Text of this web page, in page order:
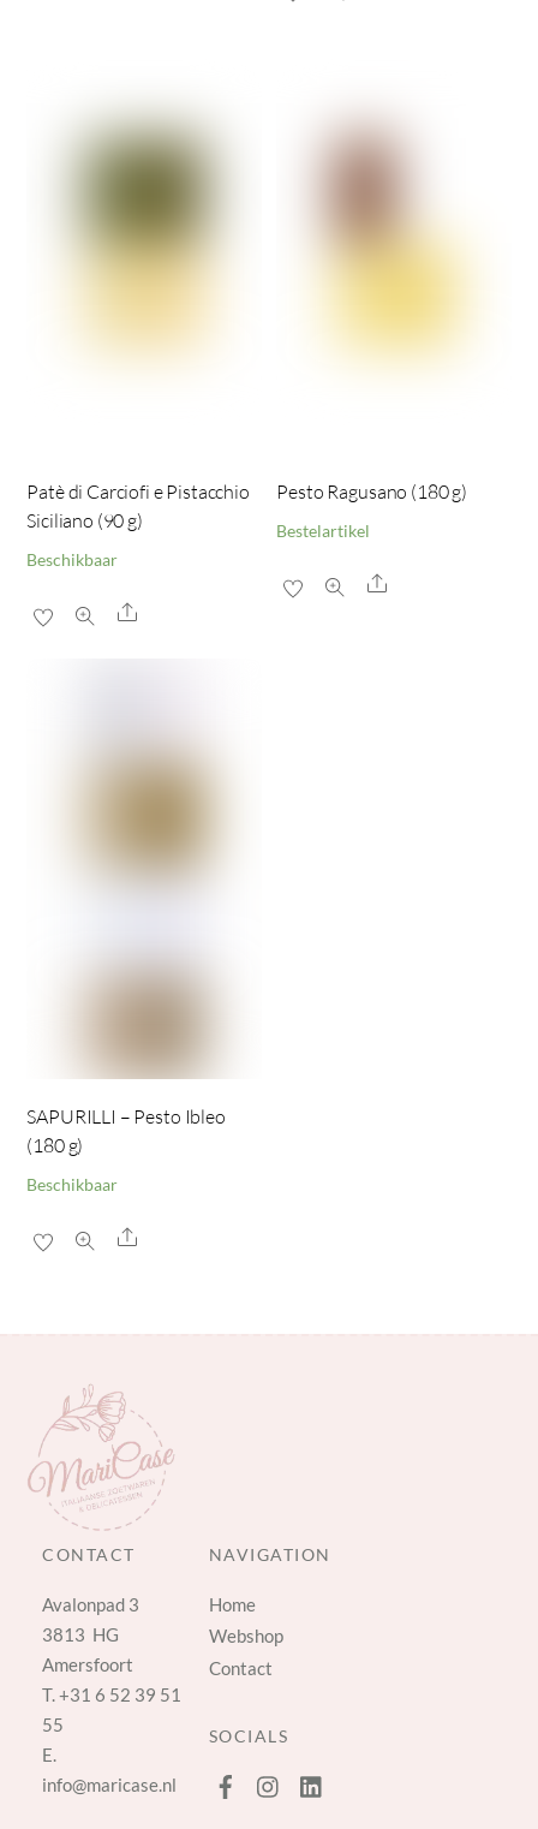
Patè di Carciofi e Pistacchio
Siciliano (90 g)
Beschikbaar
Share
Pesto Ragusano (180 g)
Bestelartikel
Share
SAPURILLI – Pesto Ibleo
(180 g)
Beschikbaar
Share
CONTACT
Avalonpad 3
3813 HG
Amersfoort
T.+31 6 52 39 51
55
E.
info@maricase.nl
NAVIGATION
Home
Webshop
Contact
SOCIALS